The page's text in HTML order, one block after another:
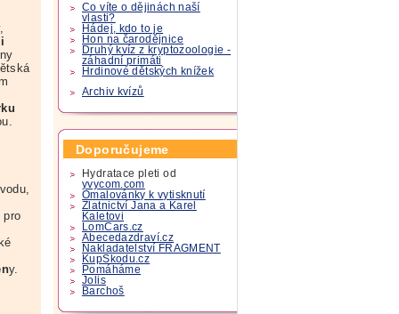
pro
y.
Co víte o dějinách naší
vlasti?
Hádej, kdo to je
Hon na čarodějnice
Druhý kvíz z kryptozoologie -
záhadní primáti
Hrdinové dětských knížek
Archiv kvízů
Doporučujeme
Hydratace pleti od
yvycom.com
Omalovánky k vytisknutí
Zlatnictví Jana a Karel
Kaletovi
LomCars.cz
Abecedazdraví.cz
Nakladatelství FRAGMENT
KupSkodu.cz
Pomáháme
Jolis
Barchoš